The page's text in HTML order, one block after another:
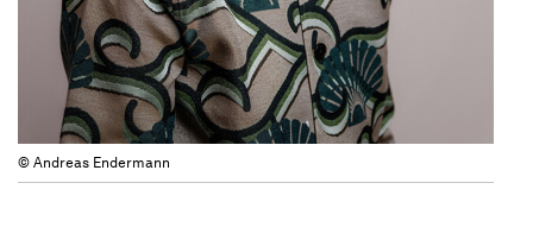
© Andreas Endermann